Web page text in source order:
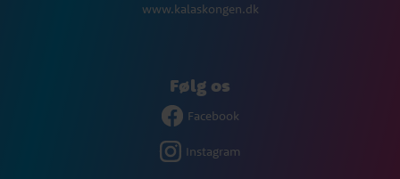
www.kalaskongen.dk
Følg os
Facebook
Instagram